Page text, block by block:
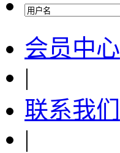
会员中心
|
联系我们
|